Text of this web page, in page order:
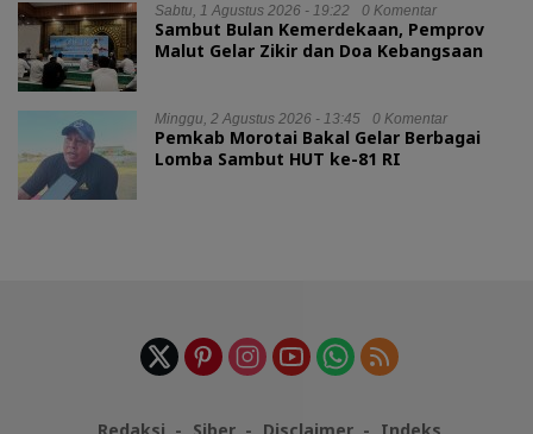
Sabtu, 1 Agustus 2026 - 19:22 0 Komentar
Sambut Bulan Kemerdekaan, Pemprov
Malut Gelar Zikir dan Doa Kebangsaan
Minggu, 2 Agustus 2026 - 13:45 0 Komentar
Pemkab Morotai Bakal Gelar Berbagai
Lomba Sambut HUT ke-81 RI